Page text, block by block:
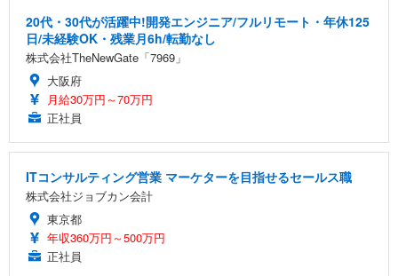
20代・30代が活躍中!開発エンジニア/フルリモート・年休125
日/未経験OK・残業月6h/転勤なし
株式会社TheNewGate「7969」
大阪府
月給30万円～70万円
正社員
ITコンサルティング営業 マーケターを目指せるセールス職
株式会社ジョブカン会計
東京都
年収360万円～500万円
正社員